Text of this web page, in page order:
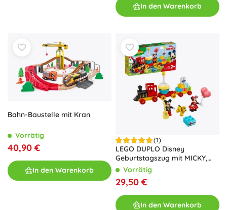
In den Warenkorb
Bahn-Baustelle mit Kran
Vorrätig
40,90 €
In den Warenkorb
(1)
LEGO DUPLO Disney
Geburtstagszug mit MICKY,
MINNIE und PLUTO
Vorrätig
29,50 €
In den Warenkorb